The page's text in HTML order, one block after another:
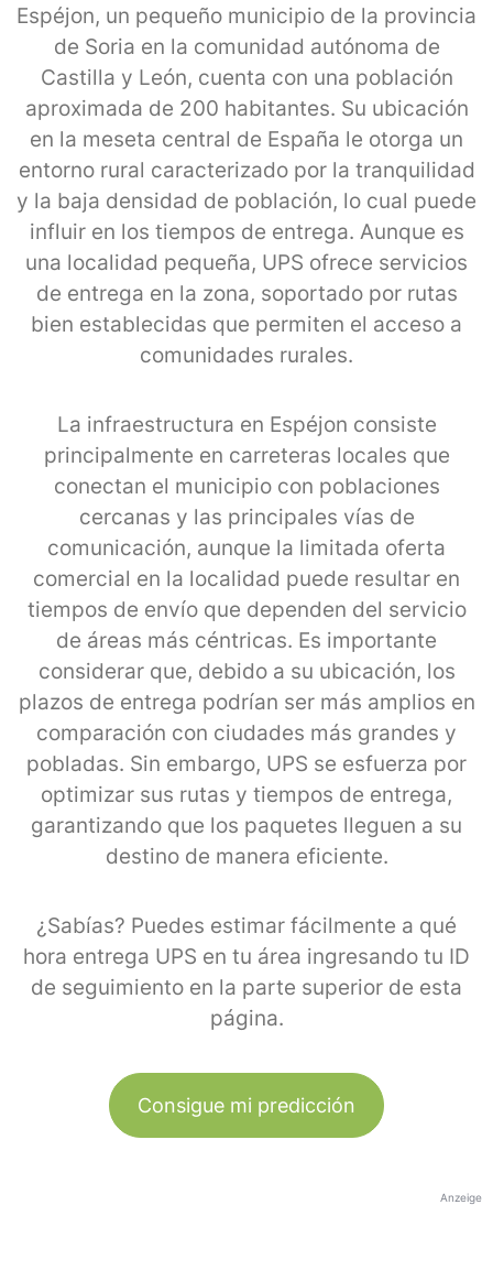
Espéjon, un pequeño municipio de la provincia
de Soria en la comunidad autónoma de
Castilla y León, cuenta con una población
aproximada de 200 habitantes. Su ubicación
en la meseta central de España le otorga un
entorno rural caracterizado por la tranquilidad
y la baja densidad de población, lo cual puede
influir en los tiempos de entrega. Aunque es
una localidad pequeña, UPS ofrece servicios
de entrega en la zona, soportado por rutas
bien establecidas que permiten el acceso a
comunidades rurales.
La infraestructura en Espéjon consiste
principalmente en carreteras locales que
conectan el municipio con poblaciones
cercanas y las principales vías de
comunicación, aunque la limitada oferta
comercial en la localidad puede resultar en
tiempos de envío que dependen del servicio
de áreas más céntricas. Es importante
considerar que, debido a su ubicación, los
plazos de entrega podrían ser más amplios en
comparación con ciudades más grandes y
pobladas. Sin embargo, UPS se esfuerza por
optimizar sus rutas y tiempos de entrega,
garantizando que los paquetes lleguen a su
destino de manera eficiente.
¿Sabías? Puedes estimar fácilmente a qué
hora entrega UPS en tu área ingresando tu ID
de seguimiento en la parte superior de esta
página.
Consigue mi predicción
Anzeige